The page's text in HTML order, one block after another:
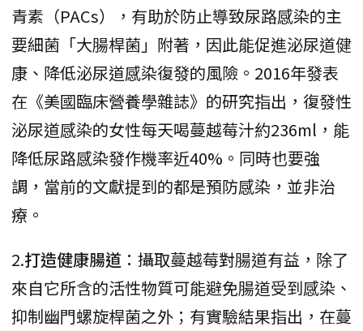
青素（PACs），有助於防止導致尿路感染的主
要細菌「大腸桿菌」附著，因此能促進泌尿道健
康、降低泌尿道感染復發的風險。2016年發表
在《美國臨床營養學雜誌》的研究指出，復發性
泌尿道感染的女性每天喝蔓越莓汁約236ml，能
降低尿路感染發作機率近40%。同時也要強
調，當前的文獻提到的都是預防感染，並非治
療。
2.打造健康腸道 ：攝取蔓越莓對腸道有益，除了
來自它所含的活性物質可能避免腸道受到感染、
抑制幽門螺旋桿菌之外；有實驗結果指出，在蔓